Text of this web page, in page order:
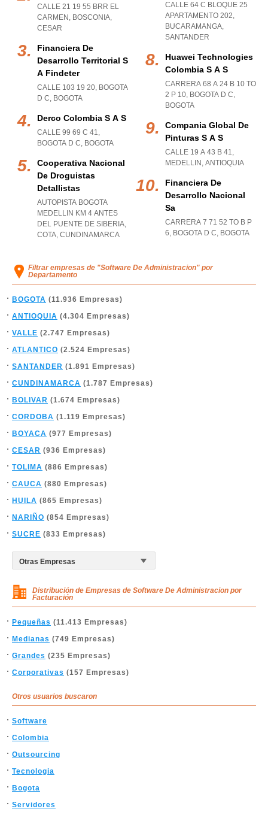
CALLE 21 19 55 BRR EL
CARMEN , BOSCONIA,
CESAR
Financiera De
Desarrollo Territorial S
A Findeter
CALLE 103 19 20, BOGOTA
D C, BOGOTA
Derco Colombia S A S
CALLE 99 69 C 41,
BOGOTA D C, BOGOTA
Cooperativa Nacional
De Droguistas
Detallistas
AUTOPISTA BOGOTA
MEDELLIN KM 4 ANTES
DEL PUENTE DE SIBERIA,
COTA, CUNDINAMARCA
CALLE 64 C BLOQUE 25
APARTAMENTO 202,
BUCARAMANGA,
SANTANDER
Huawei Technologies
Colombia S A S
CARRERA 68 A 24 B 10 TO
2 P 10, BOGOTA D C,
BOGOTA
Compania Global De
Pinturas S A S
CALLE 19 A 43 B 41,
MEDELLIN , ANTIOQUIA
Financiera De
Desarrollo Nacional
Sa
CARRERA 7 71 52 TO B P
6, BOGOTA D C, BOGOTA
Filtrar empresas de "Software De Administracion" por
Departamento
BOGOTA (11.936 Empresas)
ANTIOQUIA (4.304 Empresas)
VALLE (2.747 Empresas)
ATLANTICO (2.524 Empresas)
SANTANDER (1.891 Empresas)
CUNDINAMARCA (1.787 Empresas)
BOLIVAR (1.674 Empresas)
CORDOBA (1.119 Empresas)
BOYACA (977 Empresas)
CESAR (936 Empresas)
TOLIMA (886 Empresas)
CAUCA (880 Empresas)
HUILA (865 Empresas)
NARIÑO (854 Empresas)
SUCRE (833 Empresas)
Distribución de Empresas de Software De Administracion por
Facturación
Pequeñas (11.413 Empresas)
Medianas (749 Empresas)
Grandes (235 Empresas)
Corporativas (157 Empresas)
Otros usuarios buscaron
Software
Colombia
Outsourcing
Tecnologia
Bogota
Servidores